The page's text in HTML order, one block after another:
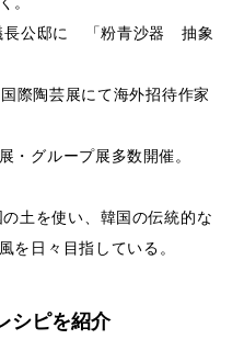
邸に 「粉青沙器 抽象
陶芸展にて海外招待作家
・グループ展多数開催。
土を使い、韓国の伝統的な
を日々目指している。
シピを紹介